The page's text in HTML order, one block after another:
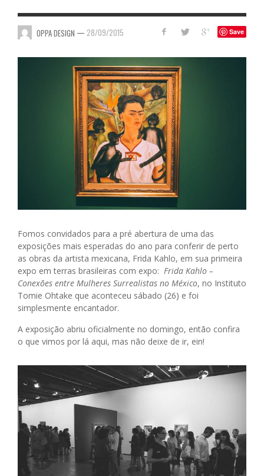
Save
OPPA DESIGN — 28/09/2015
Fomos convidados para a pré abertura de uma das
exposições mais esperadas do ano para conferir de perto
as obras da artista mexicana, Frida Kahlo, em sua primeira
expo em terras brasileiras com expo: Frida Kahlo –
Conexões entre Mulheres Surrealistas no México, no Instituto
Tomie Ohtake que aconteceu sábado (26) e foi
simplesmente encantador.
A exposição abriu oficialmente no domingo, então confira
o que vimos por lá aqui, mas não deixe de ir, ein!